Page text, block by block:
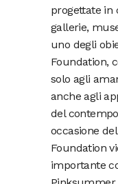
progettate in
gallerie,
uno degli
Foundation,
solo agli
anche agli
del
occasione
Foundation
importante